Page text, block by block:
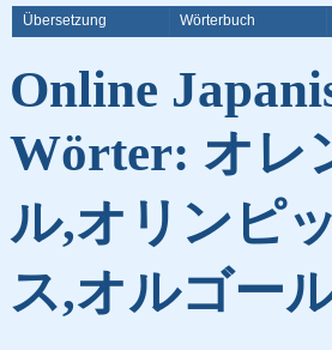
Übersetzung Wörterbuch
Online
Wörter: オレ
ル,オリンピ
ス,オルゴー